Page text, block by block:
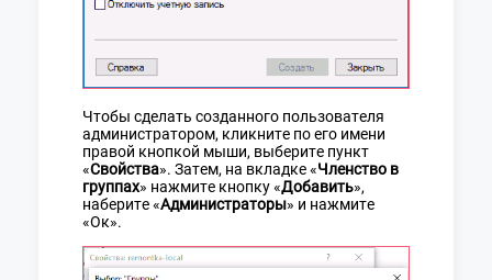
Чтобы сделать созданного пользователя
администратором, кликните по его имени
правой кнопкой мыши, выберите пункт
«Свойства». Затем, на вкладке «Членство в
группах» нажмите кнопку «Добавить»,
наберите «Администраторы» и нажмите
«Ок».